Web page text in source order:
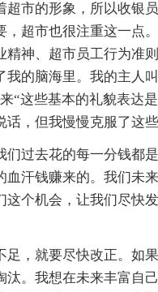
超市的形象，所以收银
，超市也很注重这一点
精神、超市员工行为准
我的脑海里。我的主人
“这些基本的礼貌表达
话，但我慢慢克服了这些
们过去花的每一分钱都
血汗钱赚来的。我们未
这个机会，让我们尽快
足，就要尽快改正。如
汰。我想在未来丰富自